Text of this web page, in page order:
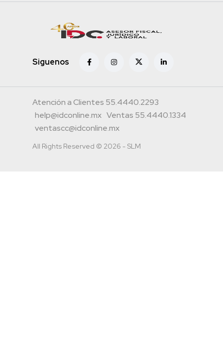
Siguenos
Atención a Clientes 55.4440.2293
help@idconline.mx Ventas 55.4440.1334
ventascc@idconline.mx
All Rights Reserved © 2026 - SLM